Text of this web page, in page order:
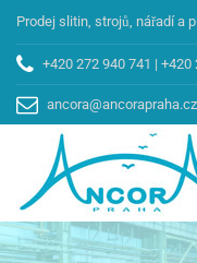
Prodej slitin, strojů, nářadí a
+420 272 940 741 | +420
ancora@ancorapraha.cz